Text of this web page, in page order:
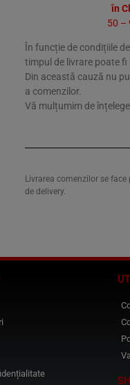
în
50 –
În funcție de condițiile
timpul de livrare poate
Din această cauză nu
a comenzilor.
Vă mulțumim de
Livrarea comenzilor se
de delivery.